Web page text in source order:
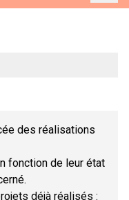
des réalisations
fonction de leur état
déjà réalisés :